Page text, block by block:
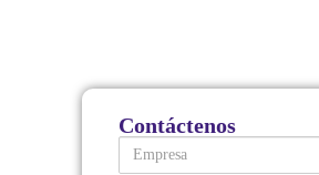
Contáctenos
Empresa